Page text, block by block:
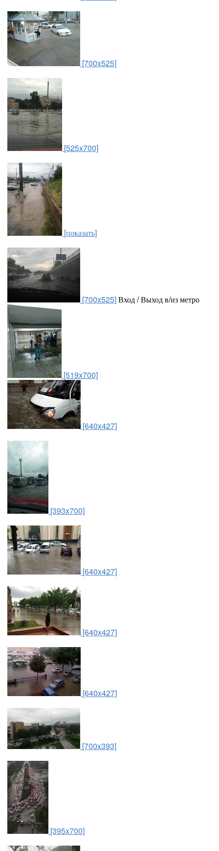
[700x525]
[525x700]
[показать]
[700x525]Вход / Выход в/из метро
[519x700]
[640x427]
[393x700]
[640x427]
[640x427]
[640x427]
[700x393]
[395x700]